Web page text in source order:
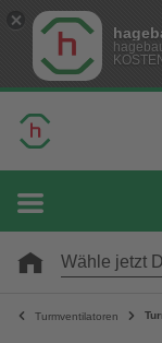
Wähle jetzt
Turmventilatoren